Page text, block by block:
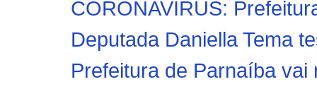
CORONAVÍRUS:
Deputada Daniella Tema
Prefeitura de Parnaíba